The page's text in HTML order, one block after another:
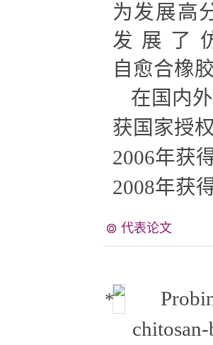
为发展高
发展了
自愈合橡
在国内
获国家授
2006年获
2008年获
代表论文